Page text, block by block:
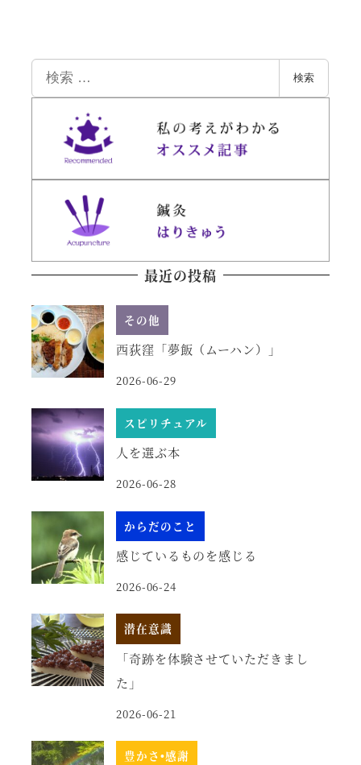
索
検索
最近の投稿
その他
西荻窪「夢飯（ムーハン）」
2026-06-29
スピリチュアル
人を選ぶ本
2026-06-28
からだのこと
感じているものを感じる
2026-06-24
潜在意識
「奇跡を体験させていただきまし
た」
2026-06-21
豊かさ•感謝